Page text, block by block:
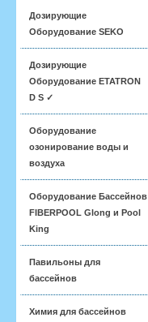
Дозирующие
Оборудование SEKO
Дозирующие
Оборудование ETATRON
D S ✓
Оборудование
озонирование воды и
воздуха
Оборудование Бассейнов
FIBERPOOL Glong и Pool
King
Павильоны для
бассейнов
Химия для бассейнов